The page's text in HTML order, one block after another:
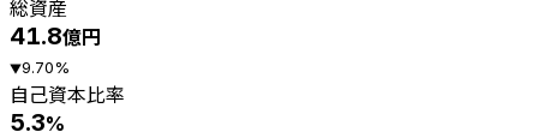
総資産
41.8億円
▼9.70%
自己資本比率
5.3%